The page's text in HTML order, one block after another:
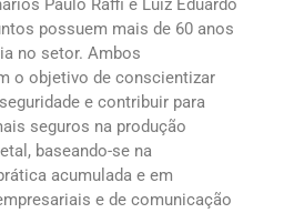
Paulo Raffi e Luiz Eduardo
possuem mais de 60 anos
no setor. Ambos
o objetivo de conscientizar
e contribuir para
seguros na produção
baseando-se na
acumulada e em
e de comunicação